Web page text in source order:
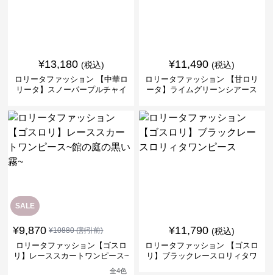
¥13,180 (税込)
ロリータファッション 【中華ロ
リータ】スノーパープルチャイ
¥11,490 (税込)
ロリータファッション 【甘ロリ
ータ】ライムグリーンシアース
SALE
¥9,870 ¥10880(割引前)
ロリータファッション【ゴスロ
リ】レーススカートワンピース~
全4色
¥11,790 (税込)
ロリータファッション 【ゴスロ
リ】ブラックレースロリィタワ